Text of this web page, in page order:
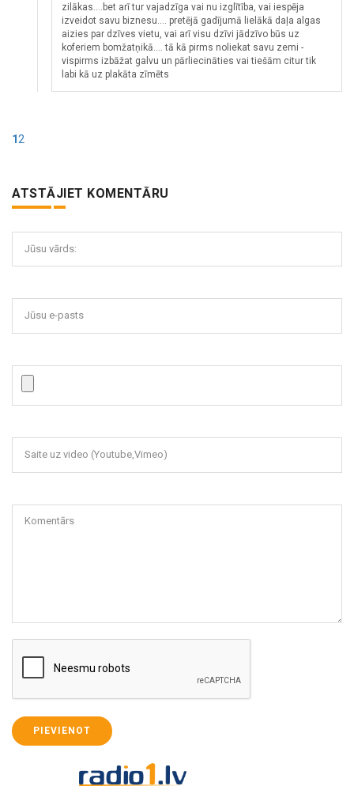
zilākas....bet arī tur vajadzīga vai nu izglītība, vai iespēja
izveidot savu biznesu.... pretējā gadījumā lielākā daļa algas
aizies par dzīves vietu, vai arī visu dzīvi jādzīvo būs uz
koferiem bomžatņikā.... tā kā pirms noliekat savu zemi -
vispirms izbāžat galvu un pārliecināties vai tiešām citur tik
labi kā uz plakāta zīmēts
1 2
ATSTĀJIET KOMENTĀRU
Jūsu vārds:
Jūsu e-pasts
Saite uz video (Youtube,Vimeo)
Komentārs
PIEVIENOT